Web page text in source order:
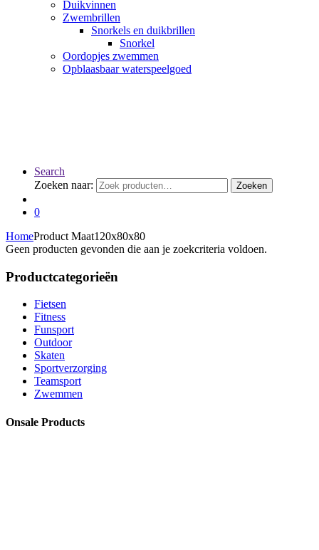
Duikvinnen
Zwembrillen
Snorkels en duikbrillen
Snorkel
Oordopjes zwemmen
Opblaasbaar waterspeelgoed
Search
Zoeken naar:
Zoeken
0
HomeProduct Maat120x80x80
Geen producten gevonden die aan je zoekcriteria voldoen.
Productcategorieën
Fietsen
Fitness
Funsport
Outdoor
Skaten
Sportverzorging
Teamsport
Zwemmen
Onsale Products